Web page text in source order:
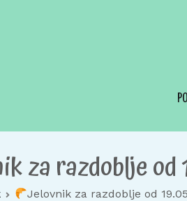
za razdoblje od
Jelovnik za razdoblje od